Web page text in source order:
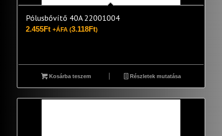
Pólusbővítő 40A 22001004
2.455Ft +ÁFA (3.118Ft)
Kosárba teszem Részletek mutatása